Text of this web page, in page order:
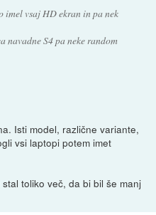
imel vsaj HD ekran in pa nek
navadne S4 pa neke random
Isti model, različne variante,
vsi laptopi potem imet
toliko več, da bi bil še manj